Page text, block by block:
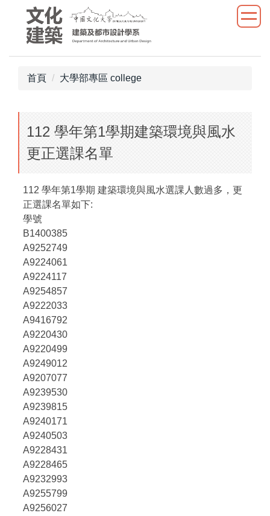
首頁 大學部專區 college
112 學年第1學期建築環境與風水
更正選課名單
112 學年第1學期 建築環境與風水選課人數過多，更
正選課名單如下:
學號
B1400385
A9252749
A9224061
A9224117
A9254857
A9222033
A9416792
A9220430
A9220499
A9249012
A9207077
A9239530
A9239815
A9240171
A9240503
A9228431
A9228465
A9232993
A9255799
A9256027